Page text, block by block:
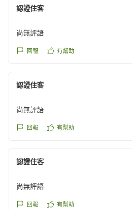
一方で、エアコンの騒音や効き具
能・温度調整、また空気清浄機の
て、ご不快な思いをお掛けし誠に
いただきましたご指摘を真摯に受
貴重なご意見をお聞かせいただき
また函館へお越しの機会がござい
ルをご利用いただけますと幸いで
認證住客
尚無評語
回報 有幫助
認證住客
尚無評語
回報 有幫助
認證住客
尚無評語
回報 有幫助